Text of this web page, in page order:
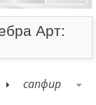
Арт:
сапфир